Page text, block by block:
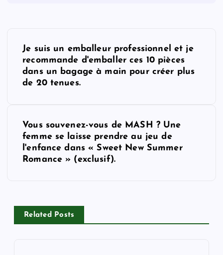
Je suis un emballeur professionnel et je
recommande d'emballer ces 10 pièces
dans un bagage à main pour créer plus
de 20 tenues.
Vous souvenez-vous de MASH ? Une
femme se laisse prendre au jeu de
l'enfance dans « Sweet New Summer
Romance » (exclusif).
Related Posts